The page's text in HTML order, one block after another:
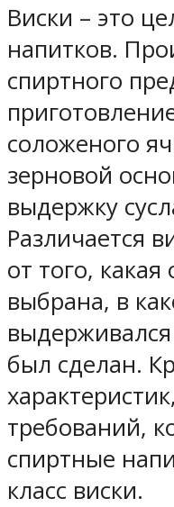
Виски – это
напитков.
спиртного
соложеного
зерновой
выдержку
Различается
от того,
выбрана, в
был сделан.
требований,
спиртные
класс виски.